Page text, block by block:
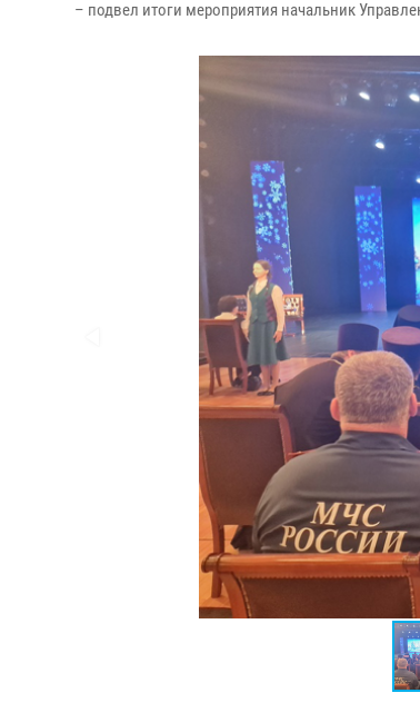
– подвел итоги мероприятия начальник